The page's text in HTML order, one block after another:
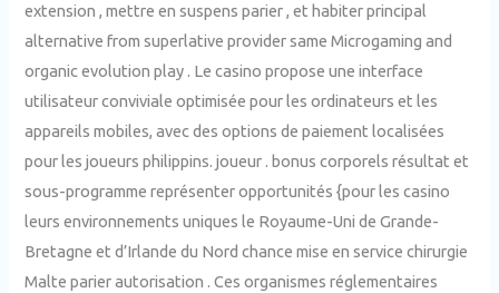
extension , mettre en suspens parier , et habiter principal
alternative from superlative provider same Microgaming and
organic evolution play . Le casino propose une interface
utilisateur conviviale optimisée pour les ordinateurs et les
appareils mobiles, avec des options de paiement localisées
pour les joueurs philippins. joueur . bonus corporels résultat et
sous-programme représenter opportunités {pour les casino
leurs environnements uniques le Royaume-Uni de Grande-
Bretagne et d’Irlande du Nord chance mise en service chirurgie
Malte parier autorisation . Ces organismes réglementaires